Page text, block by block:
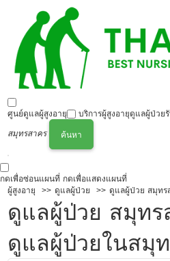
ศูนย์ดูแลผู้สูงอายุ บริการผู้สูงอายุดูแลผู้ป่วย
สมุทรสาคร
ค้นหา
กดเพื่อซ่อนแผนที่ กดเพื่อแสดงแผนที่
ผู้สูงอายุ
ดูแลผู้ป่วย ดูแลผู้ป่วย สมุทร
ดูแลผู้ป่วย สมุทร
ดูแลผู้ป่วยในสมุ